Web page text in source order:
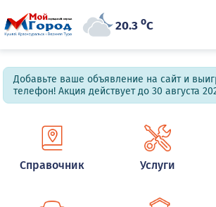
20.3oC
Добавьте ваше объявление на сайт и
телефон! Акция действует до 30 августа
Справочник Услуги